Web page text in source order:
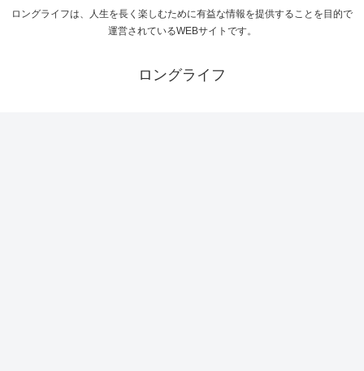
ロングライフは、人生を長く楽しむために有益な情報を提供することを目的で
運営されているWEBサイトです。
ロングライフ